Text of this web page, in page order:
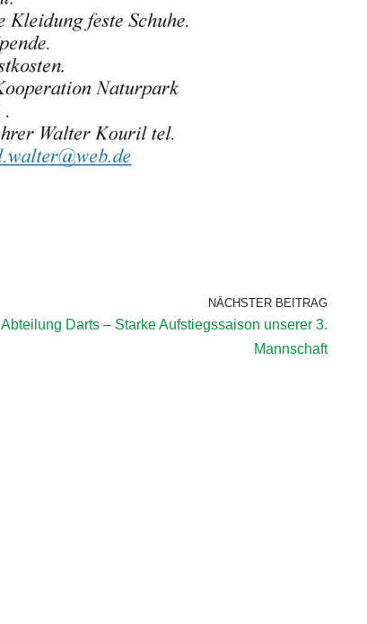
NÄCHSTER BEITRAG
Abteilung Darts – Starke Aufstiegssaison unserer 3.
Mannschaft